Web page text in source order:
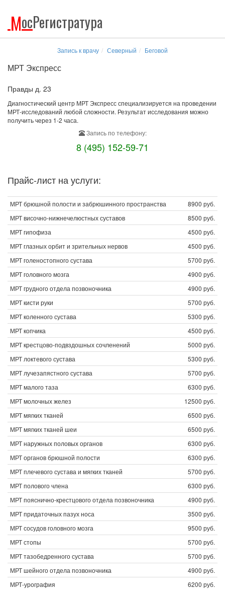
МосРегистратура
Запись к врачу Северный Беговой
МРТ Экспресс
Правды д. 23
Диагностический центр МРТ Экспресс специализируется на проведении
МРТ-исследований любой сложности. Результат исследования можно
получить через 1-2 часа.
Запись по телефону:
8 (495) 152-59-71
Прайс-лист на услуги:
МРТ брюшной полости и забрюшинного пространства
8900 руб.
МРТ височно-нижнечелюстных суставов
8500 руб.
МРТ гипофиза
4500 руб.
МРТ глазных орбит и зрительных нервов
4500 руб.
МРТ голеностопного сустава
5700 руб.
МРТ головного мозга
4900 руб.
МРТ грудного отдела позвоночника
4900 руб.
МРТ кисти руки
5700 руб.
МРТ коленного сустава
5300 руб.
МРТ копчика
4500 руб.
МРТ крестцово-подвздошных сочленений
5000 руб.
МРТ локтевого сустава
5300 руб.
МРТ лучезапястного сустава
5700 руб.
МРТ малого таза
6300 руб.
МРТ молочных желез
12500 руб.
МРТ мягких тканей
6500 руб.
МРТ мягких тканей шеи
6500 руб.
МРТ наружных половых органов
6300 руб.
МРТ органов брюшной полости
6300 руб.
МРТ плечевого сустава и мягких тканей
5700 руб.
МРТ полового члена
6300 руб.
МРТ пояснично-крестцового отдела позвоночника
4900 руб.
МРТ придаточных пазух носа
3500 руб.
МРТ сосудов головного мозга
9500 руб.
МРТ стопы
5700 руб.
МРТ тазобедренного сустава
5700 руб.
МРТ шейного отдела позвоночника
4900 руб.
МРТ-урография
6200 руб.